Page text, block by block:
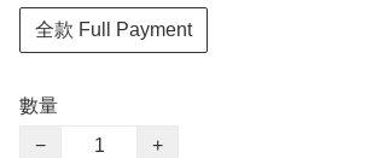
全款 Full Payment
數量
−
+